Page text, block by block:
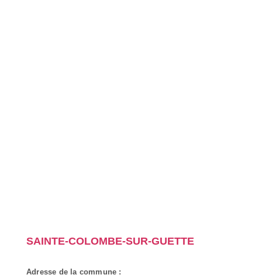
SAINTE-COLOMBE-SUR-GUETTE
Adresse de la commune :